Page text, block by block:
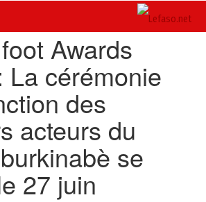
Awards
La cérémonie
des
acteurs du
se
27 juin